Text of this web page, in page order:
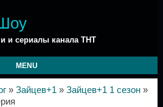
и сериалы канала ТНТ
MENU
» Зайцев+1 » Зайцев+1 1 сезон»